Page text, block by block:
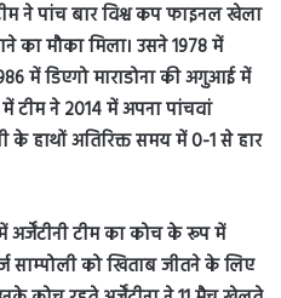
ने पांच बार विश्व कप फाइनल खेला
का मौका मिला। उसने 1978 में
में डिएगो माराडोना की अगुआई में
टीम ने 2014 में अपना पांचवां
हाथों अतिरिक्त समय में 0-1 से हार
टीम का कोच के रूप में
साम्पोली को खिताब जीतने के लिए